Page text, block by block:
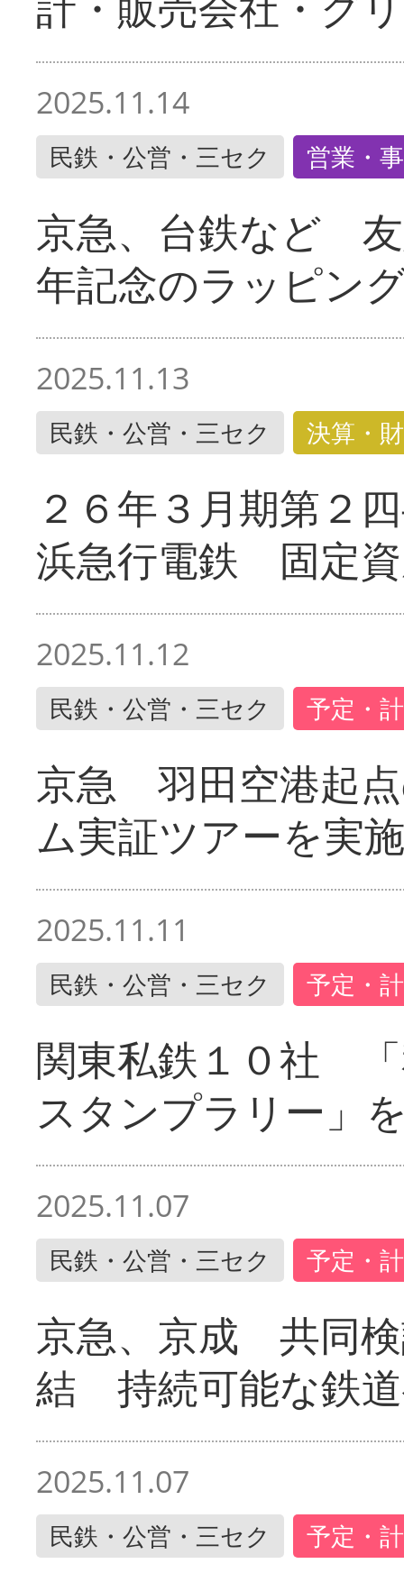
2025.11.14
民鉄・公営・三セク 営業・
京急、台鉄など
年記念のラッピン
2025.11.13
民鉄・公営・三セク 決算・
２６年３月期第２
浜急行電鉄 固定
2025.11.12
民鉄・公営・三セク 予定・
京急 羽田空港起
ム実証ツアーを実施
2025.11.11
民鉄・公営・三セク 予定・
関東私鉄１０社
スタンプラリー」
2025.11.07
民鉄・公営・三セク 予定・
京急、京成 共同
結 持続可能な鉄
2025.11.07
民鉄・公営・三セク 予定・